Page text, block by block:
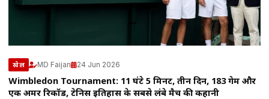
खेल MD Faijan 24 Jun 2026
Wimbledon Tournament: 11 घंटे 5 मिनट, तीन दिन, 183 गेम और
एक अमर रिकॉर्ड, टेनिस इतिहास के सबसे लंबे मैच की कहानी